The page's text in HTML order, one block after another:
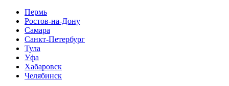
Пермь
Ростов-на-Дону
Самара
Санкт-Петербург
Тула
Уфа
Хабаровск
Челябинск